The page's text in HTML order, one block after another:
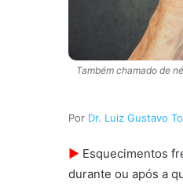
Também chamado de
Dr. Luiz Gustavo
► Esquecimentos
durante ou após a